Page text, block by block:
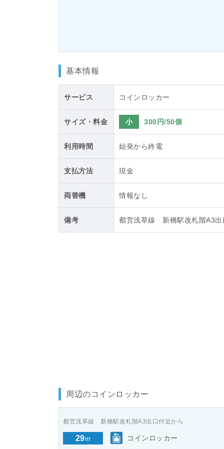
基本情報
サービス コインロッカー
サイズ・料金 小 300円/50個
利用時間 始発から終電
支払方法 現金
両替機 情報なし
備考 都営浅草線 新橋駅改札階A3出
周辺のコインロッカー
都営浅草線 新橋駅改札階A3出口付近から
29m コインロッカー